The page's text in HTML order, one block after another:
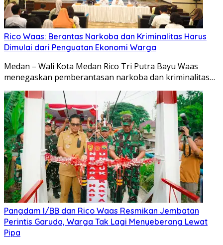
Rico Waas: Berantas Narkoba dan Kriminalitas Harus
Dimulai dari Penguatan Ekonomi Warga
Medan – Wali Kota Medan Rico Tri Putra Bayu Waas
menegaskan pemberantasan narkoba dan kriminalitas…
Pangdam I/BB dan Rico Waas Resmikan Jembatan
Perintis Garuda, Warga Tak Lagi Menyeberang Lewat
Pipa